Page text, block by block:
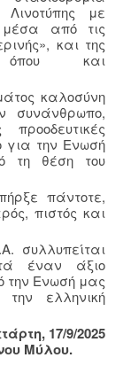
με
μέσα από τις
και της
όπου και
καλοσύνη
συνάνθρωπο,
για την Ενωσή
τη θέση του
πάντοτε,
πιστός και
συλλυπείται
έναν άξιο
την Ενωσή μας
ελληνική
17/9/2025
Μύλου.